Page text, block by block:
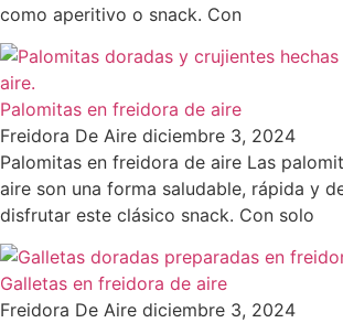
como aperitivo o snack. Con
Palomitas en freidora de aire
Freidora De Aire diciembre 3, 2024
Palomitas en freidora de aire Las
aire son una forma saludable, rápida y
disfrutar este clásico snack. Con solo
Galletas en freidora de aire
Freidora De Aire diciembre 3, 2024